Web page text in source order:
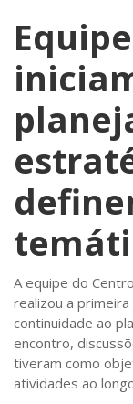
A equipe do
realizou a
continuidade ao
encontro,
tiveram como
atividades ao